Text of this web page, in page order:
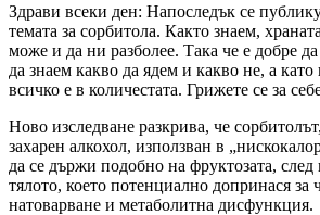
Здрави всеки ден: Напоследък се
темата за сорбитола. Както знаем,
може и да ни разболее. Така че е добре
да знаем какво да ядем и какво не, а
всичко е в количестата. Грижете се за
Ново изследване разкрива, че
захарен алкохол, използван в
да се държи подобно на фруктозата, след
тялото, което потенциално допринася за
натоварване и метаболитна дисфункция.